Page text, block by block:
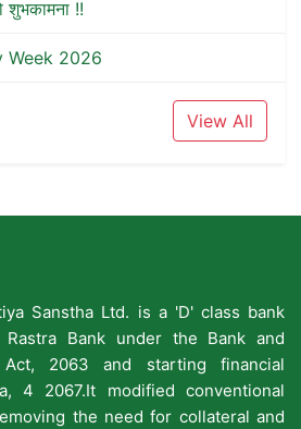
शुभकामना !!
Week 2026
View All
Sanstha Ltd. is a 'D' class bank
Bank under the Bank and
Act, 2063 and starting financial
4 2067.It modified conventional
the need for collateral and